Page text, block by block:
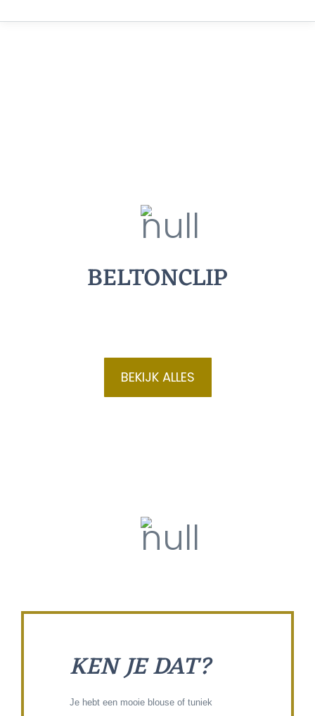
BELTONCLIP
BEKIJK ALLES
KEN JE DAT?
Je hebt een mooie blouse of tuniek